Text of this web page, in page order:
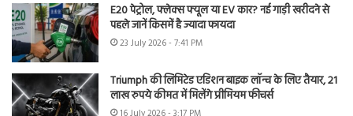
E20 पेट्रोल, फ्लेक्स फ्यूल या EV कार? नई गाड़ी खरीदने से
पहले जानें किसमें है ज्यादा फायदा
23 July 2026 - 7:41 PM
Triumph की लिमिटेड एडिशन बाइक लॉन्च के लिए तैयार, 21
लाख रुपये कीमत में मिलेंगे प्रीमियम फीचर्स